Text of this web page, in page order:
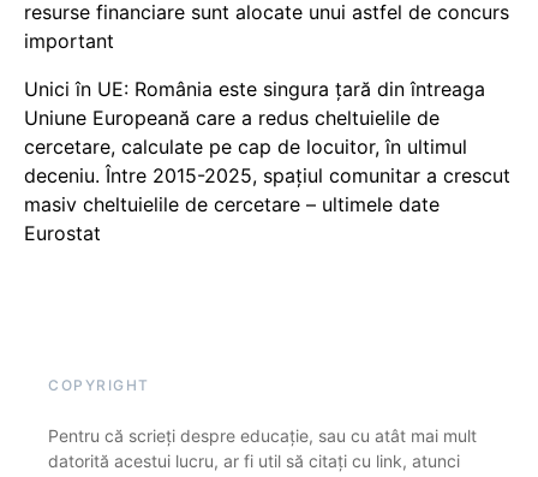
resurse financiare sunt alocate unui astfel de concurs
important
Unici în UE: România este singura țară din întreaga
Uniune Europeană care a redus cheltuielile de
cercetare, calculate pe cap de locuitor, în ultimul
deceniu. Între 2015-2025, spațiul comunitar a crescut
masiv cheltuielile de cercetare – ultimele date
Eurostat
COPYRIGHT
Pentru că scrieți despre educație, sau cu atât mai mult
datorită acestui lucru, ar fi util să citați cu link, atunci